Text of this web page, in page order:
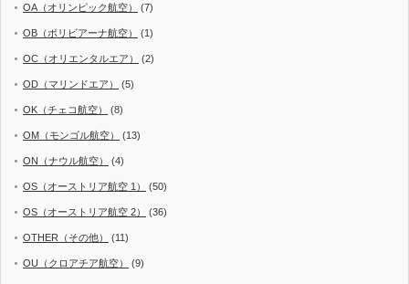
OA（オリンピック航空） (7)
OB（ボリビアーナ航空） (1)
OC（オリエンタルエア） (2)
OD（マリンドエア） (5)
OK（チェコ航空） (8)
OM（モンゴル航空） (13)
ON（ナウル航空） (4)
OS（オーストリア航空 1） (50)
OS（オーストリア航空 2） (36)
OTHER（その他） (11)
OU（クロアチア航空） (9)